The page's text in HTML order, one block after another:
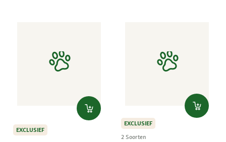
EXCLUSIEF
EXCLUSIEF
2 Soorten